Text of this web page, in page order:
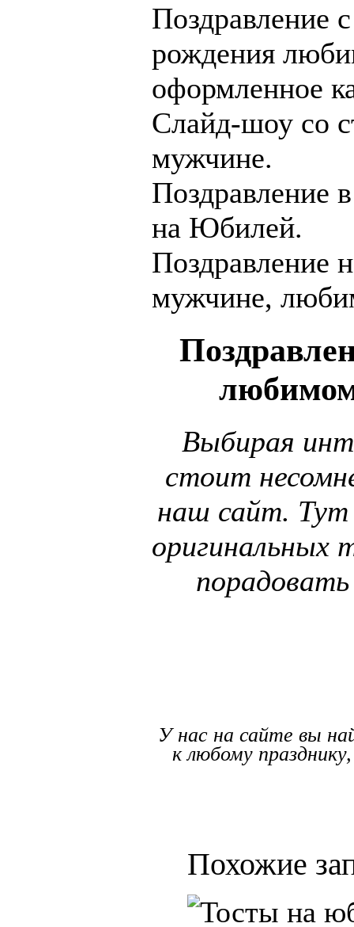
рождения
оформленное
Слайд-шоу со
мужчине.
Поздравление
на Юбилей.
Поздравление
мужчине,
Выбирая
стоит
наш сайт. Тут
оригинальных
У нас на сайте вы
к любому
Похожие